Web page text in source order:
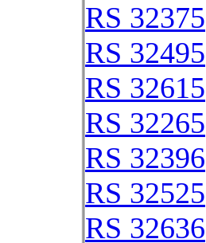
RS 32375
RS 32495
RS 32615
RS 32265
RS 32396
RS 32525
RS 32636